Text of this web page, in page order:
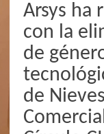
Arsys ha
con la
de
de